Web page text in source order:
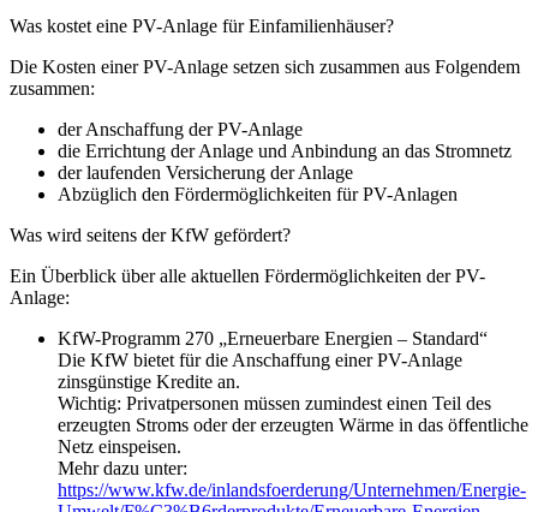
Was kostet eine PV-Anlage für Einfamilienhäuser?
Die Kosten einer PV-Anlage setzen sich zusammen aus Folgendem
zusammen:
der Anschaffung der PV-Anlage
die Errichtung der Anlage und Anbindung an das Stromnetz
der laufenden Versicherung der Anlage
Abzüglich den Fördermöglichkeiten für PV-Anlagen
Was wird seitens der KfW gefördert?
Ein Überblick über alle aktuellen Fördermöglichkeiten der PV-
Anlage:
KfW-Programm 270 „Erneuerbare Energien – Standard“
Die KfW bietet für die Anschaffung einer PV-Anlage
zinsgünstige Kredite an.
Wichtig: Privatpersonen müssen zumindest einen Teil des
erzeugten Stroms oder der erzeugten Wärme in das öffentliche
Netz einspeisen.
Mehr dazu unter:
https://www.kfw.de/inlandsfoerderung/Unternehmen/Energie-